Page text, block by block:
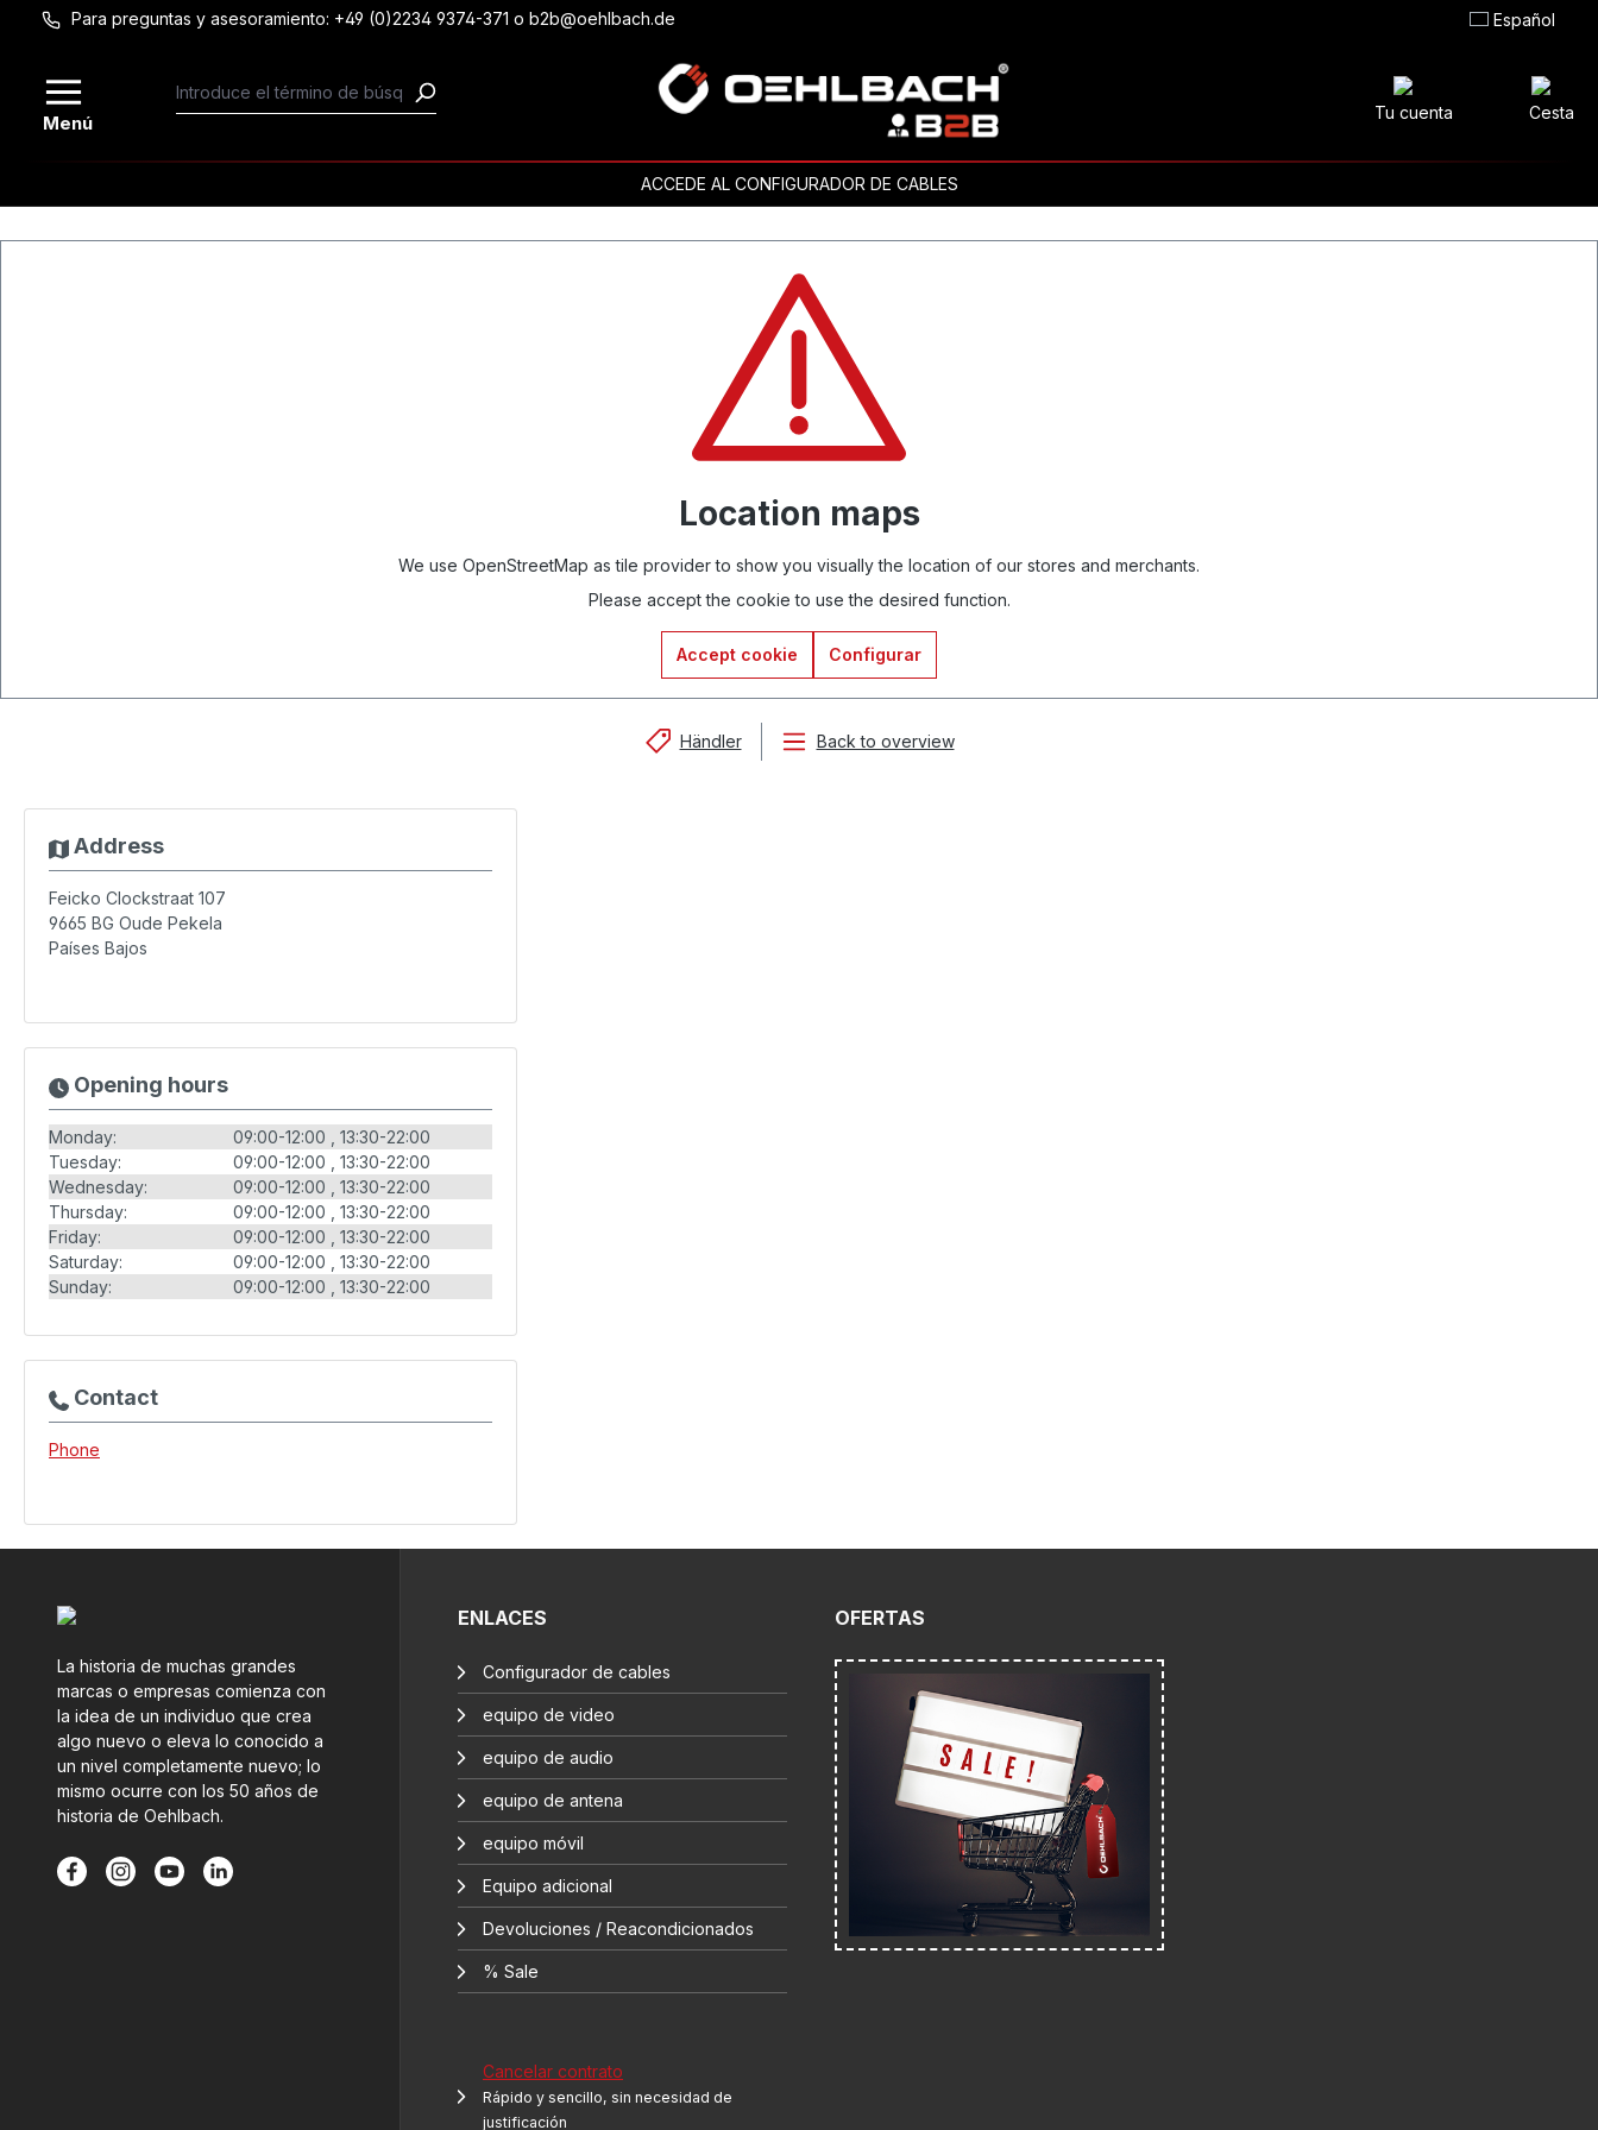
Saltar al contenido principal
Para preguntas y asesoramiento: +49 (0)2234 9374-371 o b2b@oehlbach.de Español
Menú Tu cuenta Cesta
ACCEDE AL CONFIGURADOR DE CABLES
Location maps
We use OpenStreetMap as tile provider to show you visually the location of our stores and merchants.
Please accept the cookie to use the desired function.
Accept cookie Configurar
Händler Back to overview
Address
Feicko Clockstraat 107
9665 BG Oude Pekela
Países Bajos
Opening hours
Monday: 09:00-12:00
13:30-22:00
Tuesday:
09:00-12:00
13:30-22:00
Wednesday:
09:00-12:00
13:30-22:00
Thursday:
09:00-12:00
13:30-22:00
Friday:
09:00-12:00
13:30-22:00
Saturday:
09:00-12:00
13:30-22:00
Sunday:
09:00-12:00 13:30-22:00
Contact
Phone
La historia de muchas grandes
marcas o empresas comienza con
la idea de un individuo que crea
algo nuevo o eleva lo conocido a
un nivel completamente nuevo; lo
mismo ocurre con los 50 años de
historia de Oehlbach.
ENLACES
Configurador de cables
equipo de video
equipo de audio
equipo de antena
equipo móvil
Equipo adicional
Devoluciones / Reacondicionados
% Sale
Cancelar contrato
Rápido y sencillo, sin necesidad de
justificación
OFERTAS